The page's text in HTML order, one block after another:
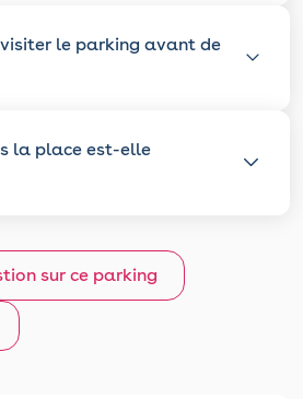
le parking avant de
la place est-elle
sur ce parking